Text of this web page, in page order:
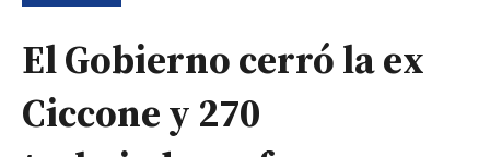
El Gobierno cerró la ex
Ciccone y 270